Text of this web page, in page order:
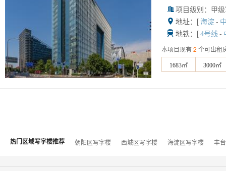
 项目级别：甲
 地址：[ 海淀 -
 地铁：[ 4号线 -
本项目现有2 个可出租
1683㎡ 3000㎡
热门区域写字楼推荐 朝阳区写字楼 西城区写字楼 海淀区写字楼 丰